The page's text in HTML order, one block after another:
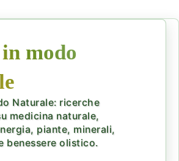
modo
Naturale: ricerche
medicina naturale,
piante, minerali,
benessere olistico.